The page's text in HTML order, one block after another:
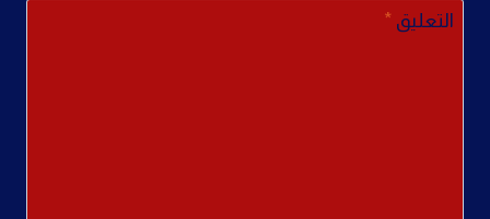
التعليق *